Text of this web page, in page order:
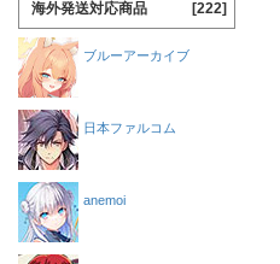
海外発送対応商品 [222]
ブルーアーカイブ
日本ファルコム
anemoi